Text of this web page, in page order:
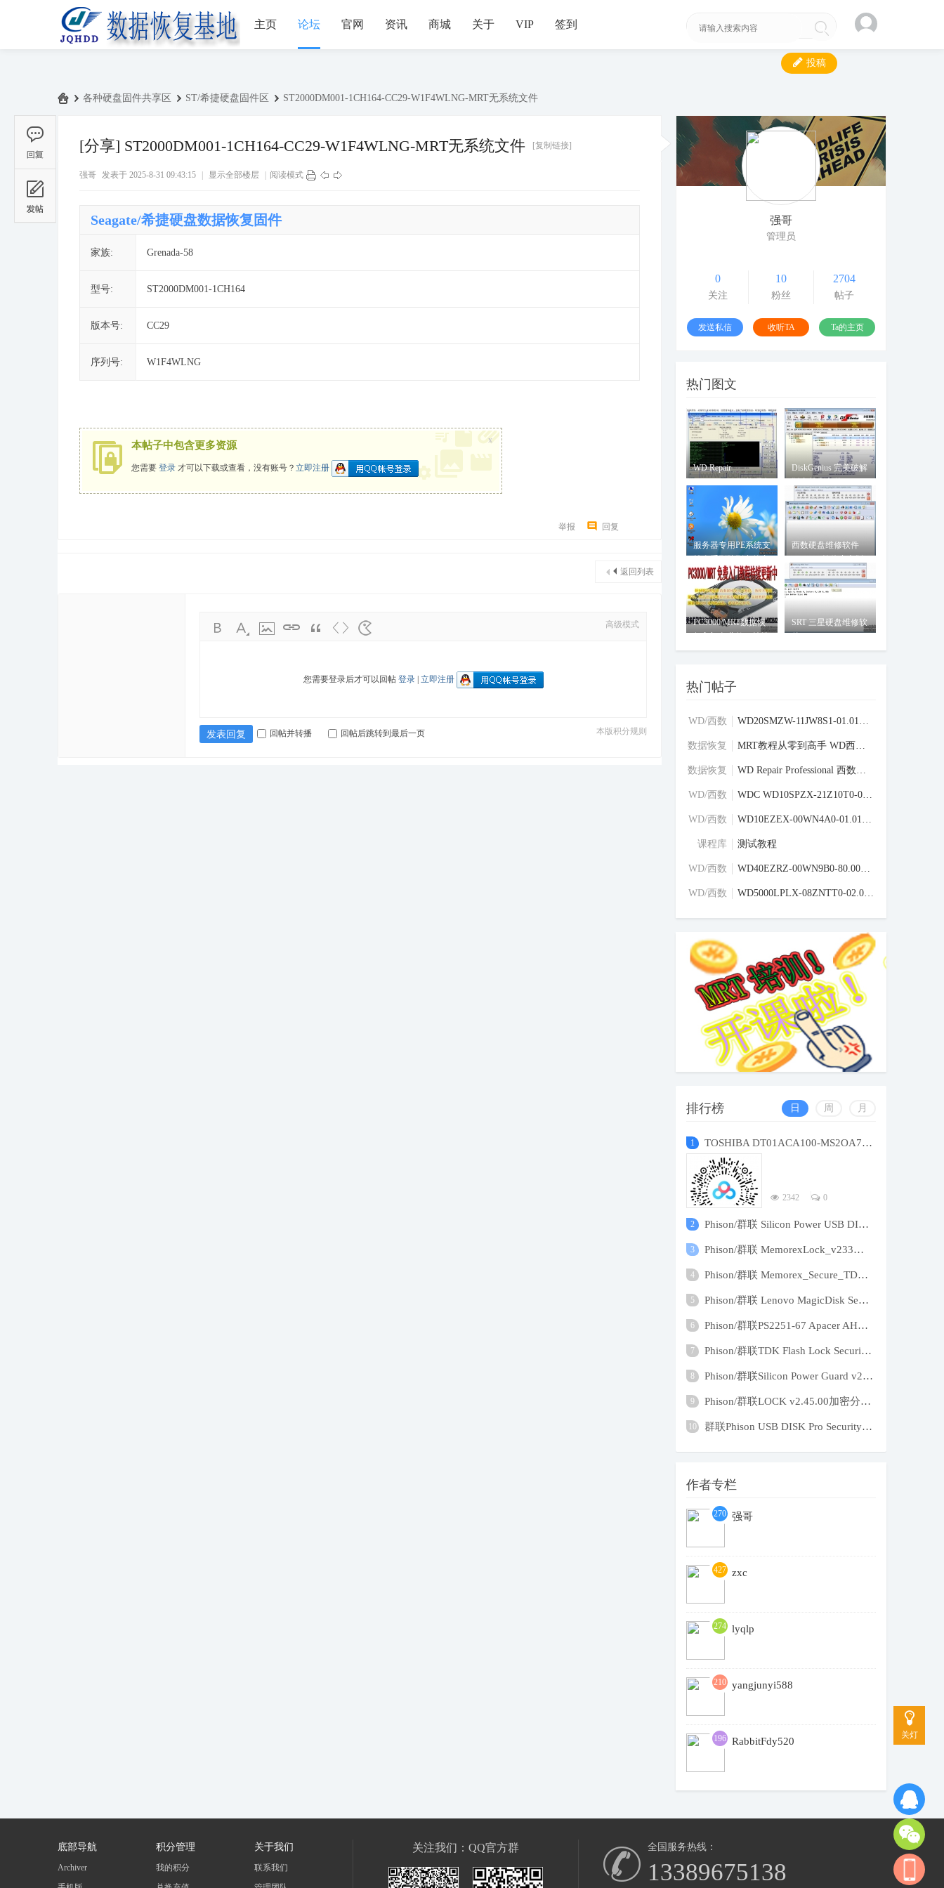
关灯
主页 论坛 官网 资讯 商城 关于 VIP 签到
投稿
› 各种硬盘固件共享区 › ST/希捷硬盘固件区 › ST2000DM001-1CH164-CC29-W1F4WLNG-MRT无系统文件
[分享] ST2000DM001-1CH164-CC29-W1F4WLNG-MRT无系统文件 [复制链接]
强哥 发表于 2025-8-31 09:43:15 显示全部楼层 阅读模式
Seagate/希捷硬盘数据恢复固件
家族: Grenada-58
型号: ST2000DM001-1CH164
版本号: CC29
序列号: W1F4WLNG
本帖子中包含更多资源
您需要 登录 才可以下载或查看，没有账号？ 立即注册
x
回复
举报
返回列表
高级模式
您需要登录后才可以回帖 登录| 立即注册
本版积分规则
发表回复 回帖并转播 回帖后跳转到最后一页
强哥
管理员
0
关注
10
粉丝
2704
帖子
发送私信 收听TA Ta的主页
热门图文
WD Repair
专修工具
DiskGenius 完美破解
服务器专用PE系统支
用服
西数硬盘维修软件
PC3000/MRT数据恢
更新中
SRT 三星硬盘维修软
热门帖子
WD/西数
区
WD20SMZW-11JW8S1-01.01A01-WD-WX31AB8JCLF
数据恢复
区
MRT教程从零到高手 WD西数硬盘刷写固件教程
数据恢复
区
WD Repair Professional 西数硬盘专修工具
WD/西数
区
WDC WD10SPZX-21Z10T0-02-01A02-WD-WXU1E68
WD/西数
区
WD10EZEX-00WN4A0-01.01A01-WD-WMC6Y0F2VN4
课程库 测试教程
WD/西数
区
WD40EZRZ-00WN9B0-80.00A80-WD-WCC4E6XS839
WD/西数
区
WD5000LPLX-08ZNTT0-02.01A02-WD-WXM1A1696
排行榜 日 周 月
1 TOSHIBA DT01ACA100-MS2OA7L0-65NS174KS
2342 0
2 Phison/群联 Silicon Power USB DISK Pro S
3 Phison/群联 MemorexLock_v233密码安全分区
4 Phison/群联 Memorex_Secure_TD_v275 加密
5 Phison/群联 Lenovo MagicDisk Security ut
6 Phison/群联PS2251-67 Apacer AH325 TDK Lo
7 Phison/群联TDK Flash Lock Security App v
8 Phison/群联Silicon Power Guard v2.49创建
9 Phison/群联LOCK v2.45.00加密分区创建和删
10 群联Phison USB DISK Pro Security App v2.
作者专栏
270 强哥
427 zxc
274 lyqlp
210 yangjunyi588
196 RabbitFdy520
底部导航
Archiver
积分管理
我的积分
关于我们
联系我们
关注我们：QQ官方群 全国服务热线：
13389675138